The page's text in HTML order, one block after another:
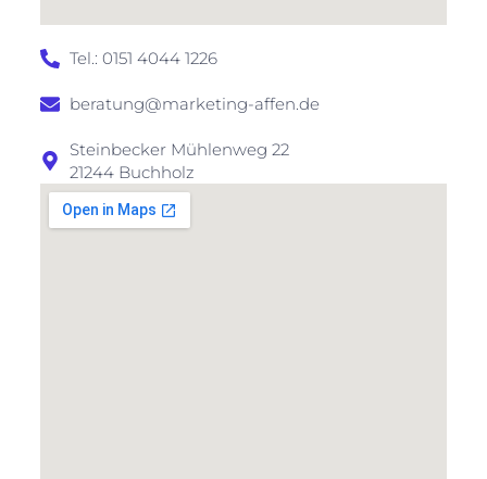
Tel.: 0151 4044 1226
beratung@marketing-affen.de
Steinbecker Mühlenweg 22
21244 Buchholz